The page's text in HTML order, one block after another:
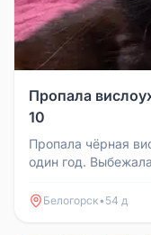
Пропала
10
Пропала чёрная
один год.
Белогорск• 54 д